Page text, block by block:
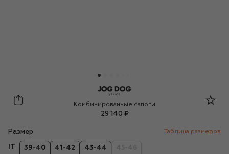
Jog Dog
Комбинированные сапоги
29 140 ₽
Размер Таблица размеров
39-40 41-42 43-44